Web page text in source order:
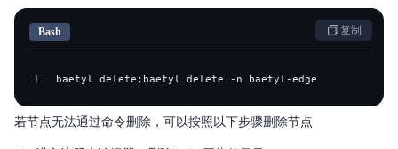
Bash 复制
1 baetyl delete ; baetyl delete -n baetyl-edge
若节点无法通过命令删除，可以按照以下步骤删除节点